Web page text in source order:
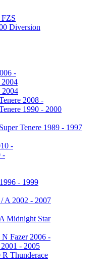
FZS
Diversion
-
2008 -
1990 - 2000
Tenere 1989 - 1997
-
-
- 1999
A 2002 - 2007
Midnight Star
Fazer 2006 -
- 2005
Thunderace